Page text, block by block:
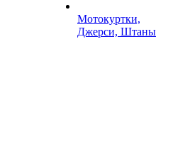
Мотокуртки,
Джерси, Штаны